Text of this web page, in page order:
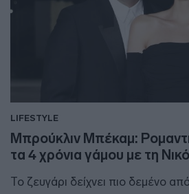
LIFESTYLE
Μπρούκλιν Μπέκαμ:
τα 4 χρόνια γάμου με τη
Το ζευγάρι δείχνει πιο δεμένο